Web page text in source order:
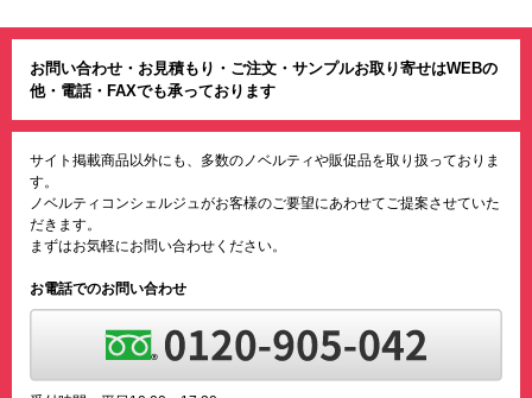
お問い合わせ・お見積もり・ご注文・サンプルお取り寄せはWEBの
他・電話・FAXでも承っております
サイト掲載商品以外にも、多数のノベルティや販促品を取り扱っておりま
す。
ノベルティコンシェルジュがお客様のご要望にあわせてご提案させていた
だきます。
まずはお気軽にお問い合わせください。
お電話でのお問い合わせ